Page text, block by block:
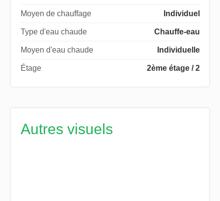
Moyen de chauffage Individuel
Type d'eau chaude Chauffe-eau
Moyen d'eau chaude Individuelle
Étage 2ème étage / 2
Autres visuels